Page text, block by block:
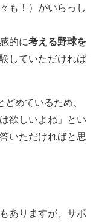
も！）がいらっし
的に考える野球を
していただければ
めているため、
欲しいよね」 とい
いただければと思
ありますが、サポ